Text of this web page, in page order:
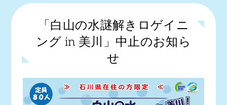
「白山の水謎解きロゲイニ
ング in 美川」中止のお知ら
せ